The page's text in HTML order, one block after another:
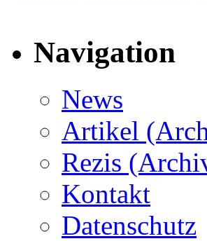
Navigation
News
Artikel
Rezis
Kontakt
Datenschutz